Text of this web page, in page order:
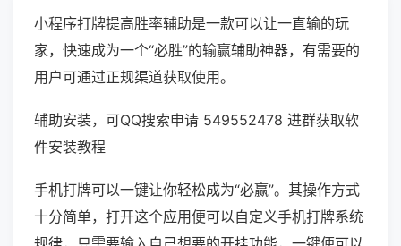
小程序打牌提高胜率辅助是一款可以让一直输的玩
家，快速成为一个“必胜”的输赢辅助神器，有需要的
用户可通过正规渠道获取使用。
辅助安装，可QQ搜索申请 549552478 进群获取软
件安装教程
手机打牌可以一键让你轻松成为“必赢”。其操作方式
十分简单，打开这个应用便可以自定义手机打牌系统